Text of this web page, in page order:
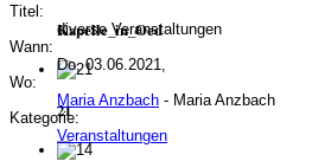
Kapelle_in_Oed
21
Titel:
diverse Veranstaltungen
Wann:
Do, 03.06.2021,
Wo:
Maria Anzbach - Maria Anzbach
Kategorie:
Veranstaltungen